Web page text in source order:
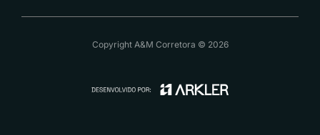
Copyright A&M Corretora © 2026